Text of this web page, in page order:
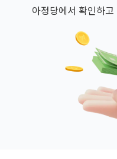
아정당에서 확인하